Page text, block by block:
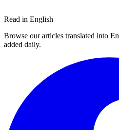
Read in English
Browse our articles translated into
added daily.